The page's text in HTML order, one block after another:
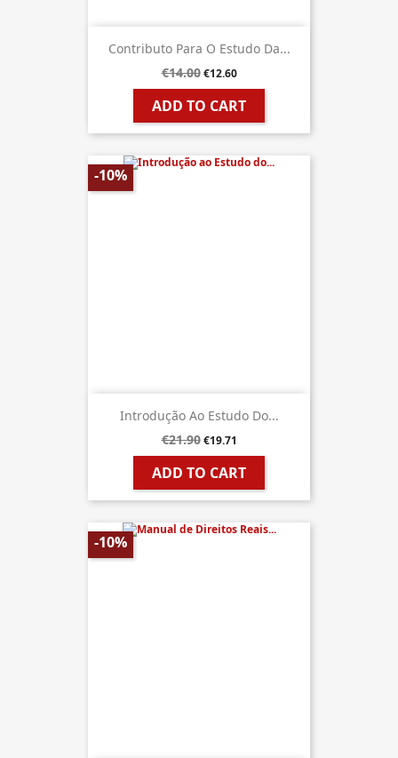
Contributo Para O Estudo Da...
€14.00 €12.60
ADD TO CART
Introdução Ao Estudo Do...
€21.90 €19.71
ADD TO CART
-10%
-10%